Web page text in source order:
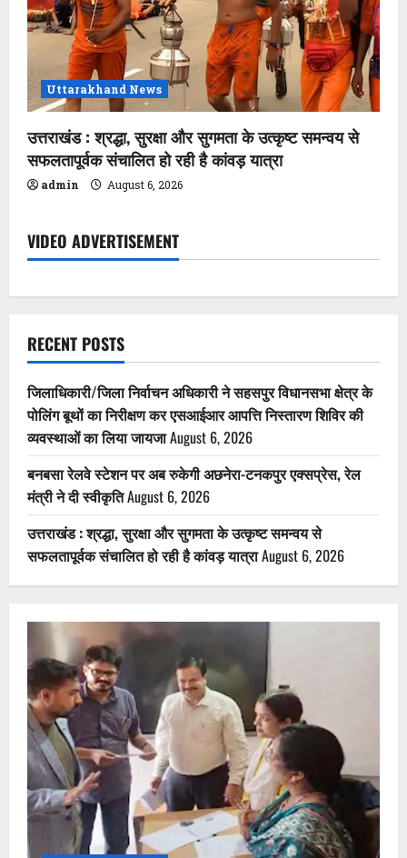
Uttarakhand News
उत्तराखंड : श्रद्धा, सुरक्षा और सुगमता के उत्कृष्ट समन्वय से
सफलतापूर्वक संचालित हो रही है कांवड़ यात्रा
admin August 6, 2026
VIDEO ADVERTISEMENT
RECENT POSTS
जिलाधिकारी/जिला निर्वाचन अधिकारी ने सहसपुर विधानसभा क्षेत्र के
पोलिंग बूथों का निरीक्षण कर एसआईआर आपत्ति निस्तारण शिविर की
व्यवस्थाओं का लिया जायजाAugust 6, 2026
बनबसा रेलवे स्टेशन पर अब रुकेगी अछनेरा-टनकपुर एक्सप्रेस, रेल
मंत्री ने दी स्वीकृतिAugust 6, 2026
उत्तराखंड : श्रद्धा, सुरक्षा और सुगमता के उत्कृष्ट समन्वय से
सफलतापूर्वक संचालित हो रही है कांवड़ यात्राAugust 6, 2026